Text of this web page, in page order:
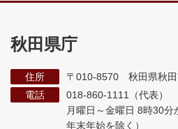
秋田県庁
住所
〒010-8570 秋田県秋田
電話
018-860-1111（代表）
月曜日～金曜日 8時30
年末年始を除く）